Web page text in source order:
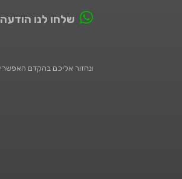
שלחו לנו הודעה
ונחזור אליכם בהקדם האפשרי